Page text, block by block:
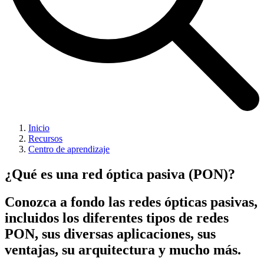
Inicio
Recursos
Centro de aprendizaje
¿Qué es una red óptica pasiva (PON)?
Conozca a fondo las redes ópticas pasivas,
incluidos los diferentes tipos de redes
PON, sus diversas aplicaciones, sus
ventajas, su arquitectura y mucho más.